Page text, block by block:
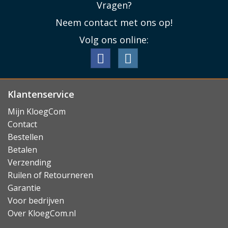
hetzelfde aanvoelt als het glas van het display van de
Lees minder
Vragen?
Neem contact met ons op!
Volg ons online:
Klantenservice
Mijn KloegCom
Contact
Bestellen
Betalen
Verzending
Ruilen of Retourneren
Garantie
Voor bedrijven
Over KloegCom.nl